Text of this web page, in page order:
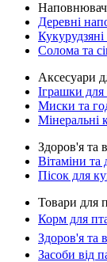
Деревні
Солома та
Аксесуари
Іграшки для
Миски та
Мінеральні
Здоров'я та
Вітаміни та
Пісок для
Товари для
Корм для
Здоров'я та
Засоби від